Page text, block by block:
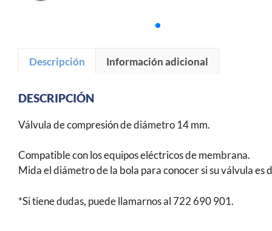
Descripción Información adicional
DESCRIPCIÓN
Válvula de compresión de diámetro 14 mm.
Compatible con los equipos eléctricos de membrana.
Mida el diámetro de la bola para conocer si su válvula es
*Si tiene dudas, puede llamarnos al 722 690 901.